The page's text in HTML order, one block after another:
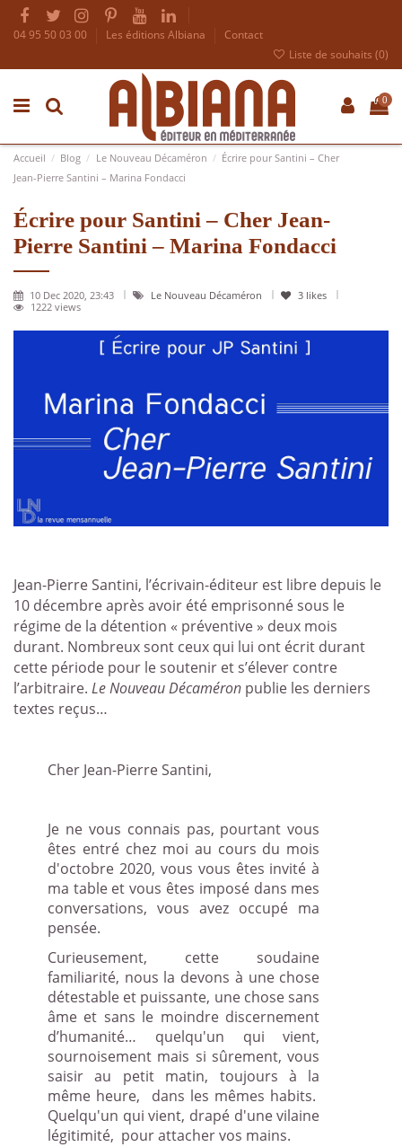
04 95 50 03 00 Les éditions Albiana
Contact
Liste de souhaits (0)
0
Accueil Blog Le Nouveau Décaméron
Écrire pour Santini – Cher
Jean-Pierre Santini – Marina Fondacci
Écrire pour Santini – Cher Jean-
Pierre Santini – Marina Fondacci
10 Dec 2020, 23:43 Le Nouveau Décaméron 3 likes
1222 views
Jean-Pierre Santini, l’écrivain-éditeur est libre depuis le
10 décembre après avoir été emprisonné sous le
régime de la détention « préventive » deux mois
durant. Nombreux sont ceux qui lui ont écrit durant
cette période pour le soutenir et s’élever contre
l’arbitraire. Le Nouveau Décaméron publie les derniers
textes reçus…
Cher Jean-Pierre Santini,
Je ne vous connais pas, pourtant vous
êtes entré chez moi au cours du mois
d'octobre 2020, vous vous êtes invité à
ma table et vous êtes imposé dans mes
conversations, vous avez occupé ma
pensée.
Curieusement, cette soudaine
familiarité, nous la devons à une chose
détestable et puissante, une chose sans
âme et sans le moindre discernement
d’humanité… quelqu'un qui vient,
sournoisement mais si sûrement, vous
saisir au petit matin, toujours à la
même heure,
dans les mêmes habits.
Quelqu'un qui vient, drapé d'une vilaine
légitimité, pour attacher vos mains.